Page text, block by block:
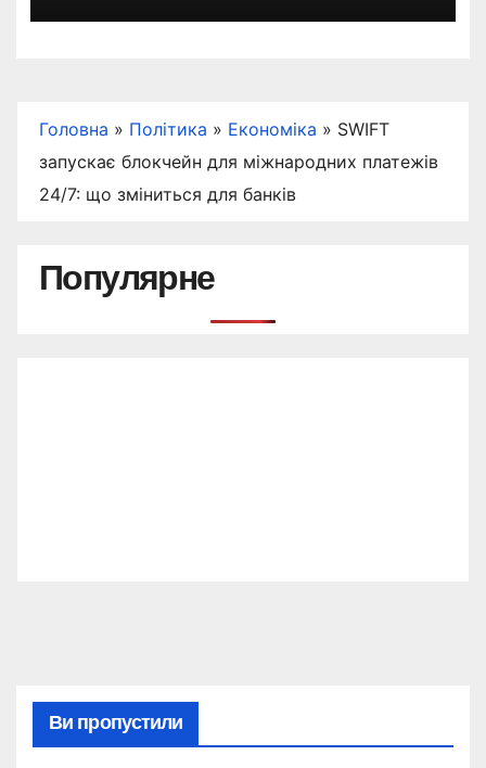
Головна » Політика » Економіка » SWIFT
запускає блокчейн для міжнародних платежів
24/7: що зміниться для банків
Популярне
Ви пропустили